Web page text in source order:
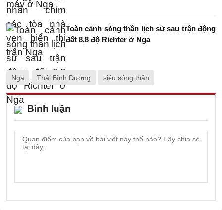
Toàn cảnh sóng thần lịch sử sau trận động
đất 8,8 độ Richter ở Nga
Nga Thái Bình Dương siêu sóng thần
Bình luận